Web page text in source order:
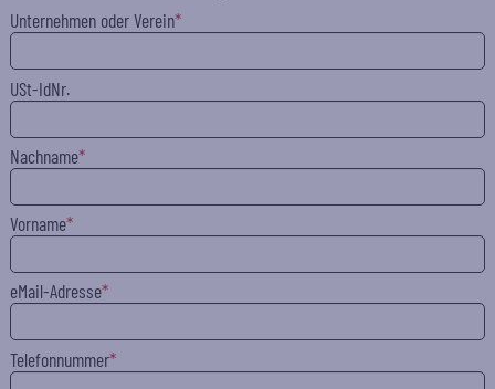
Unternehmen oder Verein
USt-IdNr.
Nachname
Vorname
eMail-Adresse
Telefonnummer